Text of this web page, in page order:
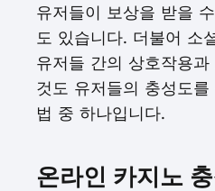
유저들이 보상을 받을
도 있습니다. 더불어 소
유저들 간의 상호작용
것도 유저들의 충성도
법 중 하나입니다.
온라인 카지노